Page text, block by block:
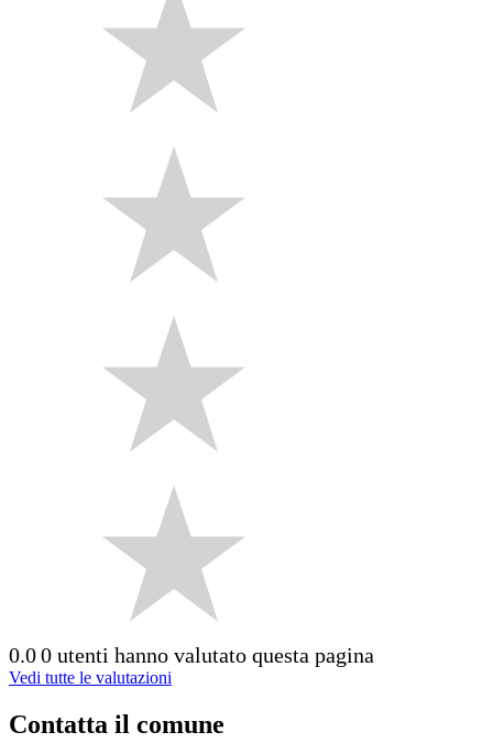
0.00 utenti hanno valutato questa pagina
Vedi tutte le valutazioni
Contatta il comune